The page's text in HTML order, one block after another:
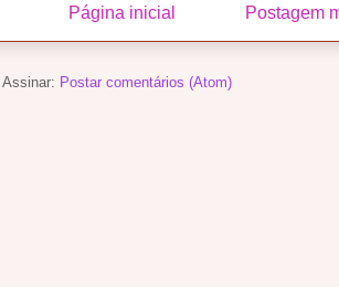
Postagem
Página inicial
Assinar: Postar comentários (Atom)